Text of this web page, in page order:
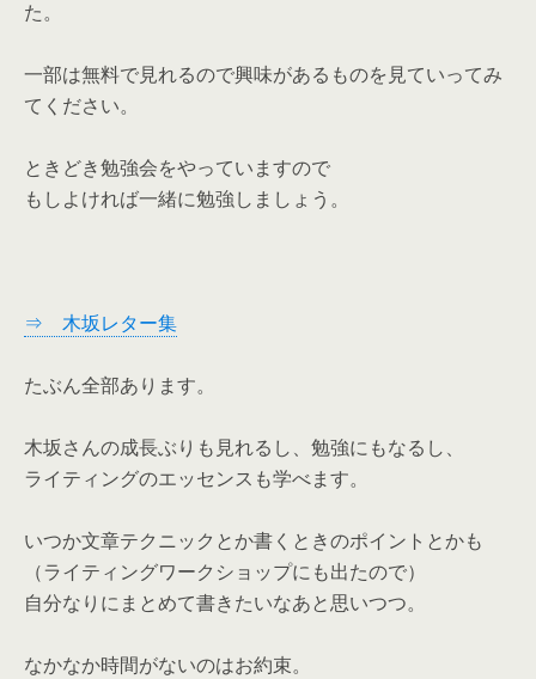
た。
一部は無料で見れるので興味があるものを見ていってみ
てください。
ときどき勉強会をやっていますので
もしよければ一緒に勉強しましょう。
⇒ 木坂レター集
たぶん全部あります。
木坂さんの成長ぶりも見れるし、勉強にもなるし、
ライティングのエッセンスも学べます。
いつか文章テクニックとか書くときのポイントとかも
（ライティングワークショップにも出たので）
自分なりにまとめて書きたいなあと思いつつ。
なかなか時間がないのはお約束。